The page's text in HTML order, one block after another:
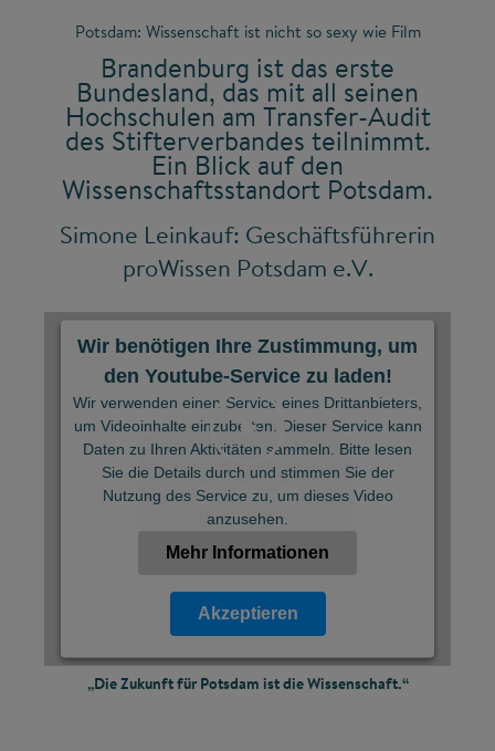
Wir benötigen Ihre Zustimmung, um
den Youtube-Service zu laden!
Wir verwenden einen Service eines Drittanbieters,
um Videoinhalte einzubetten. Dieser Service kann
Daten zu Ihren Aktivitäten sammeln. Bitte lesen
Sie die Details durch und stimmen Sie der
Nutzung des Service zu, um dieses Video
anzusehen.
Mehr Informationen
Akzeptieren
Powered by
Usercentrics Consent Management Platform
„Die Zukunft für Potsdam ist die Wissenschaft.“
Potsdam: Wissenschaft ist nicht so sexy wie Film
Brandenburg ist das erste
Bundesland, das mit all seinen
Hochschulen am Transfer-Audit
des Stifterverbandes teilnimmt.
Ein Blick auf den
Wissenschaftsstandort Potsdam.
Simone Leinkauf: Geschäftsführerin
proWissen Potsdam e.V.